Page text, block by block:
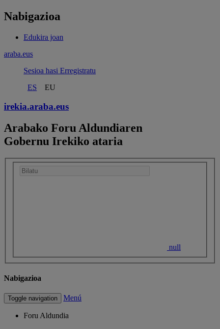
Nabigazioa
Edukira joan
araba.eus
Sesioa hasi Erregistratu
ES
EU
irekia.araba.eus
Arabako Foru Aldundiaren
Gobernu Irekiko ataria
null
Nabigazioa
Toggle navigation Menú
Foru Aldundia